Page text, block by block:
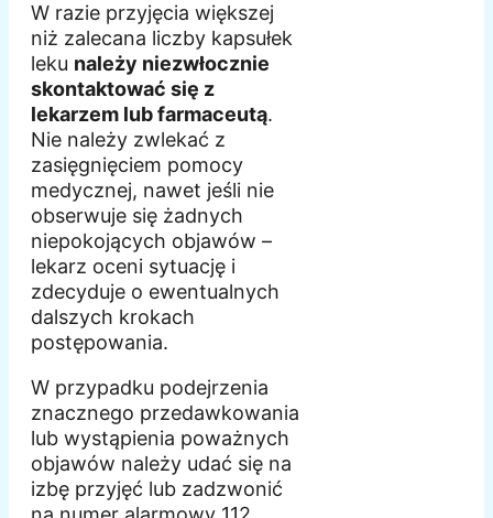
W razie przyjęcia większej
niż zalecana liczby kapsułek
leku należy niezwłocznie
skontaktować się z
lekarzem lub farmaceutą.
Nie należy zwlekać z
zasięgnięciem pomocy
medycznej, nawet jeśli nie
obserwuje się żadnych
niepokojących objawów –
lekarz oceni sytuację i
zdecyduje o ewentualnych
dalszych krokach
postępowania.
W przypadku podejrzenia
znacznego przedawkowania
lub wystąpienia poważnych
objawów należy udać się na
izbę przyjęć lub zadzwonić